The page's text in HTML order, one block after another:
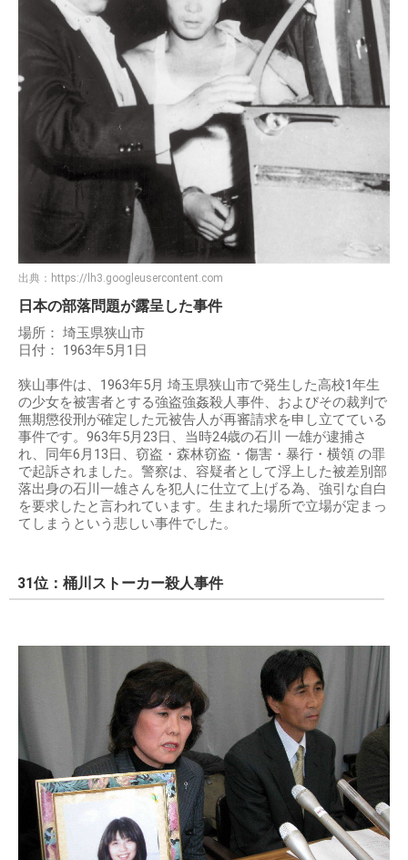
出典： https://lh3.googleusercontent.com
日本の部落問題が露呈した事件
場所： 埼玉県狭山市
日付： 1963年5月1日
狭山事件は、1963年5月 埼玉県狭山市で発生した高校1年生
の少女を被害者とする強盗強姦殺人事件、およびその裁判で
無期懲役刑が確定した元被告人が再審請求を申し立てている
事件です。963年5月23日、当時24歳の石川 一雄が逮捕さ
れ、同年6月13日、窃盗・森林窃盗・傷害・暴行・横領 の罪
で起訴されました。警察は、容疑者として浮上した被差別部
落出身の石川一雄さんを犯人に仕立て上げる為、強引な自白
を要求したと言われています。生まれた場所で立場が定まっ
てしまうという悲しい事件でした。
31位：桶川ストーカー殺人事件